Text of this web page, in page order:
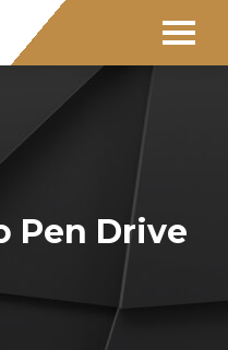
Pen Drive